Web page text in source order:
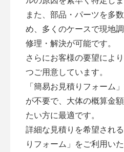
また、部品・パーツを多
め、多くのケースで現地
修理・解決が可能です。
さらにお客様の要望によ
つご用意しています。
「簡易お見積りフォーム
が不要で、大体の概算金
たい方に最適です。
詳細な見積りを希望され
りフォーム 」をご利用い